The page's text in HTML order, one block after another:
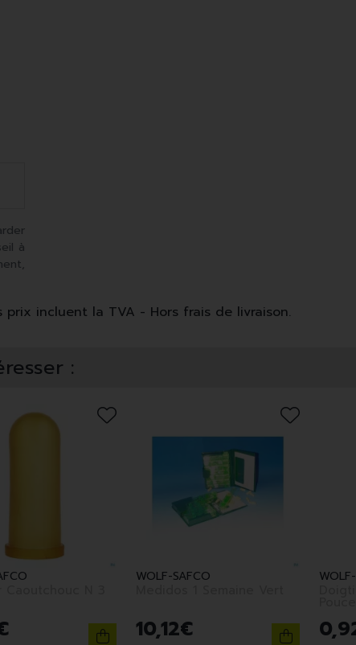
à
incluent la TVA - Hors frais de livraison.
:
WOLF-SAFCO
10,12€ 0,